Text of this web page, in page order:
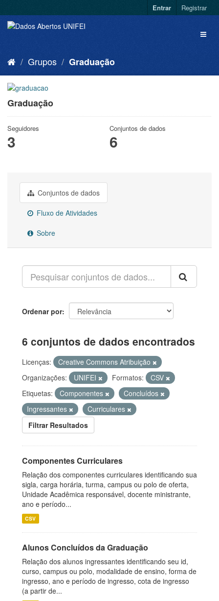
Entrar Registrar
Grupos Graduação
Graduação
Seguidores
3
Conjuntos de dados
6
Conjuntos de dados
Fluxo de Atividades
Sobre
Ordenar por
6 conjuntos de dados encontrados
Licenças:
Creative Commons Atribuição
Organizações:
UNIFEI Formatos:
CSV
Etiquetas:
Componentes
Concluídos
Ingressantes
Curriculares
Filtrar Resultados
Componentes Curriculares
Relação dos componentes curriculares identificando sua
sigla, carga horária, turma, campus ou polo de oferta,
Unidade Acadêmica responsável, docente ministrante,
ano e período...
CSV
Alunos Concluídos da Graduação
Relação dos alunos ingressantes identificando seu id,
curso, campus ou polo, modalidade de ensino, forma de
ingresso, ano e período de ingresso, cota de ingresso
(a partir de...